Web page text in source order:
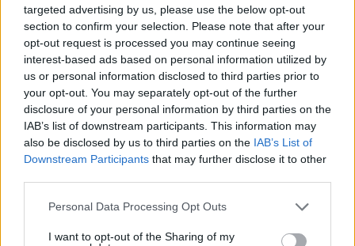
targeted advertising by us, please use the below opt-out
section to confirm your selection. Please note that after your
opt-out request is processed you may continue seeing
interest-based ads based on personal information utilized by
us or personal information disclosed to third parties prior to
your opt-out. You may separately opt-out of the further
disclosure of your personal information by third parties on the
IAB’s list of downstream participants. This information may
also be disclosed by us to third parties on the IAB’s List of
Downstream Participants that may further disclose it to other
Please note that this website/app uses one or more Google
not limited to your visit or usage behaviour. You may click to
Personal Data Processing Opt Outs
I want to opt-out of the Sharing of my
ΤΑ ΠΙΟ ΔΗΜΟΦΙΛΗ